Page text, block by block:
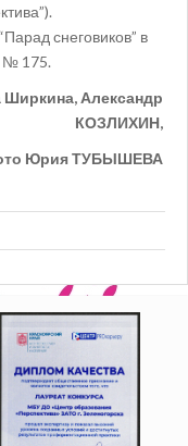
снеговиков” в
№ 175.
Александр
КОЗЛИХИН,
Юрия ТУБЫШЕВА